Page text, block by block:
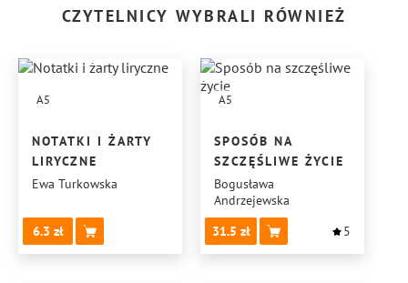
CZYTELNICY WYBRALI RÓWNIEŻ
A5
NOTATKI I ŻARTY
LIRYCZNE
Ewa Turkowska
6.3
A5
SPOSÓB NA
SZCZĘŚLIWE ŻYCIE
Bogusława
Andrzejewska
31.5
5